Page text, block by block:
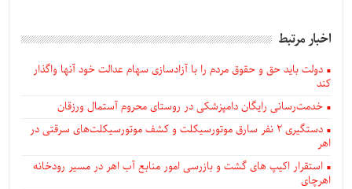
اخبار مرتبط
دولت باید حق و حقوق مردم را با آزادسازی سهام عدالت خود آنها واگذار
کند
خدمت‌رسانی رایگان دامپزشکی در روستای محروم آستمال ورزقان
دستگيری ۲ نفر سارق موتورسیکلت و کشف موتورسیکلت‌های سرقتی در
اهر
استقرار اکیپ های گشت و بازرسی امور منابع آب اهر در مسیر رودخانه
اهرچای